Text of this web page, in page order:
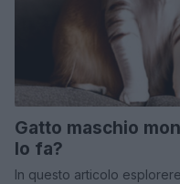
Gatto maschio
lo fa?
In questo articolo